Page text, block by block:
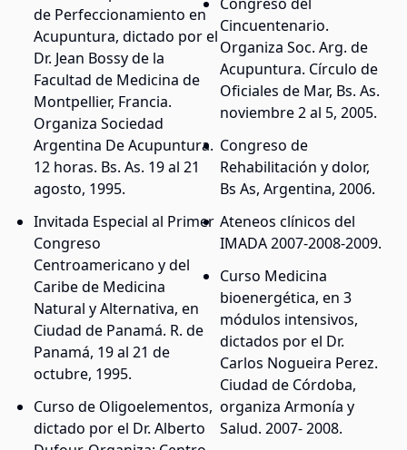
de Perfeccionamiento en
Acupuntura, dictado por el
Dr. Jean Bossy de la
Facultad de Medicina de
Montpellier, Francia.
Organiza Sociedad
Argentina De Acupuntura.
12 horas. Bs. As. 19 al 21
agosto, 1995.
Invitada Especial al Primer
Congreso
Centroamericano y del
Caribe de Medicina
Natural y Alternativa, en
Ciudad de Panamá. R. de
Panamá, 19 al 21 de
octubre, 1995.
Curso de Oligoelementos,
dictado por el Dr. Alberto
Congreso del
Cincuentenario.
Organiza Soc. Arg. de
Acupuntura. Círculo de
Oficiales de Mar, Bs. As.
noviembre 2 al 5, 2005.
Congreso de
Rehabilitación y dolor,
Bs As, Argentina, 2006.
Ateneos clínicos del
IMADA 2007-2008-2009.
Curso Medicina
bioenergética, en 3
módulos intensivos,
dictados por el Dr.
Carlos Nogueira Perez.
Ciudad de Córdoba,
organiza Armonía y
Salud. 2007- 2008.